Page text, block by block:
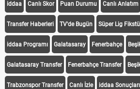
iddaa Canlı Skor Puan Durumu Canlı Anlatım
Transfer Haberleri TV'de Bugün Süper Lig
iddaa Programı Galatasaray Fenerbahçe
Galatasaray Transfer Fenerbahçe Transfer
Trabzonspor Transfer Canlı İzle iddaa Sonuçları